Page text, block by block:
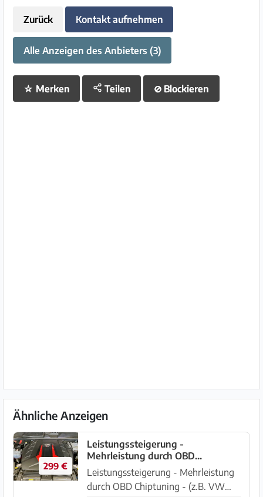
Zurück Kontakt aufnehmen
Alle Anzeigen des Anbieters (3)
☆ Merken Teilen ⊘ Blockieren
Ähnliche Anzeigen
299 €
Leistungssteigerung -
Mehrleistung durch OBD
Chiptuning -
Verbrauchsreduzierung
Leistungssteigerung - Mehrleistung
durch OBD Chiptuning - (z.B. VW